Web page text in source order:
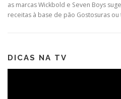
as marcas Wickbold e Seven Boys
receitas à base de pão Gostosuras ou
DICAS NA TV